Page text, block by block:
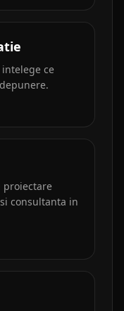
ce
proiectare
consultanta in